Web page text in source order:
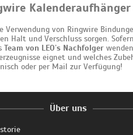
Verwendung von Ringwire
Halt und Verschluss sorgen.
Team von LEO’s Nachfolger
eignet und welches
oder per Mail zur Verfügung!
Über uns